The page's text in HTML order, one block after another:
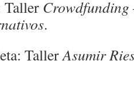
Taller Crowdfunding
.
TallerAsumir